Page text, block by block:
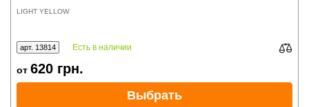
LIGHT YELLOW
арт. 13814 Есть в наличии
от 620 грн.
Выбрать